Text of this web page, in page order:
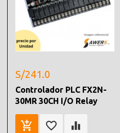
S/241.0
Controlador PLC FX2N-
30MR 30CH I/O Relay